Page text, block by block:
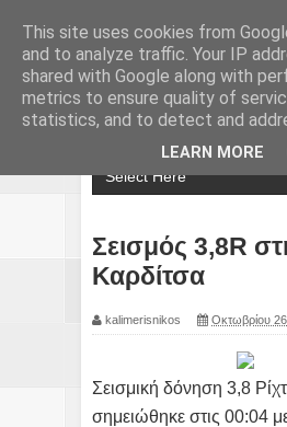
Σεισμός 3,8R
Καρδίτσα
kalimerisnikos Οκτωβρίου
Σεισμική δόνηση 3,8
σημειώθηκε στις 00:04
This site uses cookies from
and to analyze traffic. Your IP
shared with Google along with
metrics to ensure quality of
statistics, and to detect and
LEARN MORE